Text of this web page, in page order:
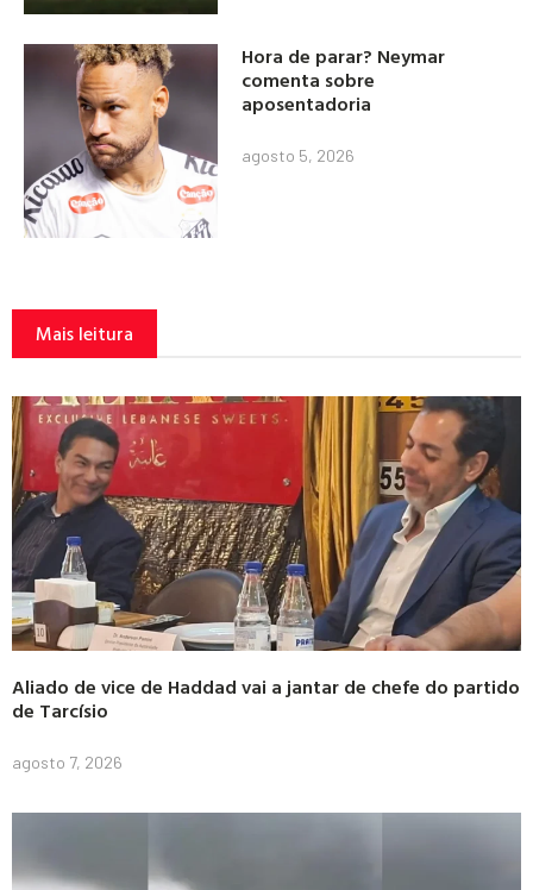
Hora de parar? Neymar
comenta sobre
aposentadoria
agosto 5, 2026
Mais leitura
Aliado de vice de Haddad vai a jantar de chefe do partido
de Tarcísio
agosto 7, 2026